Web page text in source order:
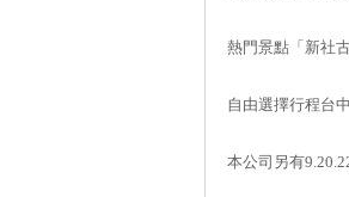
熱門景點「新社
自由選擇行程台
本公司另有